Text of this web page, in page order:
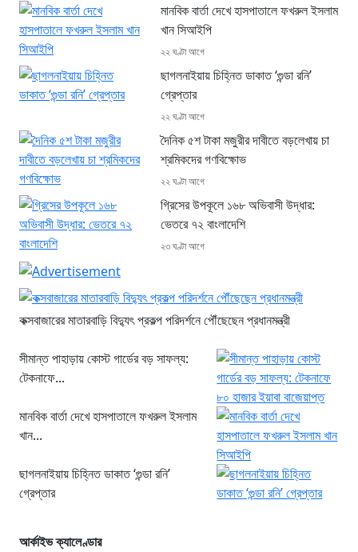
মানবিক বার্তা দেখে হাসপাতালে ফখরুল ইসলাম
খান সিআইপি
২২ ঘণ্টা আগে
ছাগলনাইয়ায় চিহ্নিত ডাকাত ‘গুন্ডা রনি’
গ্রেপ্তার
২২ ঘণ্টা আগে
দৈনিক ৫শ টাকা মজুরীর দাবীতে বড়লেখায় চা
শ্রমিকদের গণবিক্ষোভ
২২ ঘণ্টা আগে
গ্রিসের উপকূলে ১৬৮ অভিবাসী উদ্ধার:
ভেতরে ৭২ বাংলাদেশি
২৩ ঘণ্টা আগে
কক্সবাজারের মাতারবাড়ি বিদ্যুৎ প্রকল্প পরিদর্শনে পৌঁছেছেন প্রধানমন্ত্রী
সীমান্ত পাহাড়ায় কোস্ট গার্ডের বড় সাফল্য:
টেকনাফে...
মানবিক বার্তা দেখে হাসপাতালে ফখরুল ইসলাম
খান...
ছাগলনাইয়ায় চিহ্নিত ডাকাত ‘গুন্ডা রনি’
গ্রেপ্তার
আর্কাইভ ক্যালেণ্ডার